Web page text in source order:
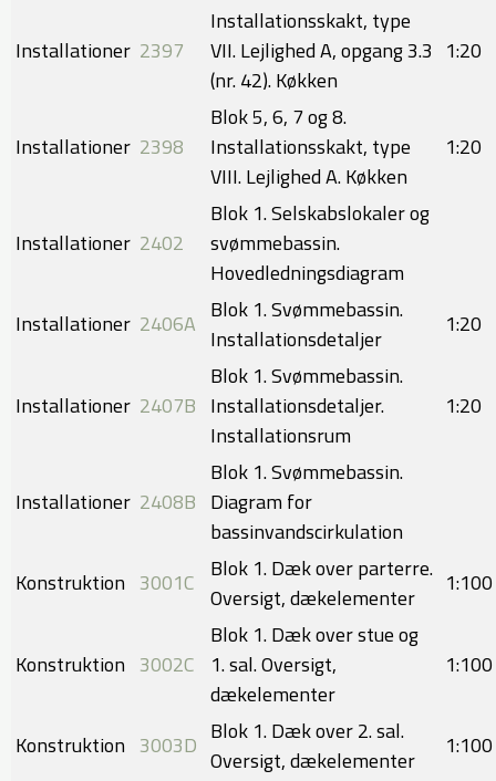
Installationer 2397
Installationsskakt, type
VII. Lejlighed A, opgang 3.3
(nr. 42). Køkken
1:20
Installationer 2398
Blok 5, 6, 7 og 8.
Installationsskakt, type
VIII. Lejlighed A. Køkken
1:20
Installationer 2402​
Blok 1. Selskabslokaler og
svømmebassin.
Hovedledningsdiagram
Installationer 2406A​ Blok 1. Svømmebassin.
Installationsdetaljer
1:20
Installationer 2407B​
Blok 1. Svømmebassin.
Installationsdetaljer.
Installationsrum
1:20​
Installationer 2408B​
Blok 1. Svømmebassin.
Diagram for
bassinvandscirkulation
Konstruktion 3001C Blok 1. Dæk over parterre.
Oversigt, dækelementer
1:100
Konstruktion 3002C
Blok 1. Dæk over stue og
1. sal. Oversigt,
dækelementer
1:100​
Konstruktion 3003D Blok 1. Dæk over 2. sal.
Oversigt, dækelementer
1:100